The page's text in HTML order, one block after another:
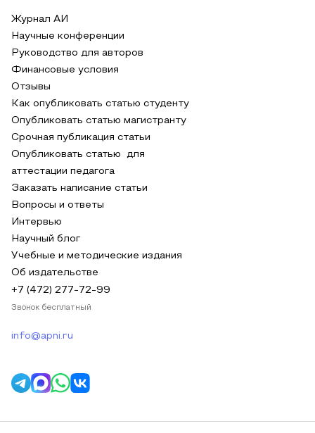
Журнал АИ
Научные конференции
Руководство для авторов
Финансовые условия
Отзывы
Как опубликовать статью студенту
Опубликовать статью магистранту
Срочная публикация статьи
Опубликовать статью для
аттестации педагога
Заказать написание статьи
Вопросы и ответы
Интервью
Научный блог
Учебные и методические издания
Об издательстве
+7 (472) 277-72-99
Звонок бесплатный
info@apni.ru